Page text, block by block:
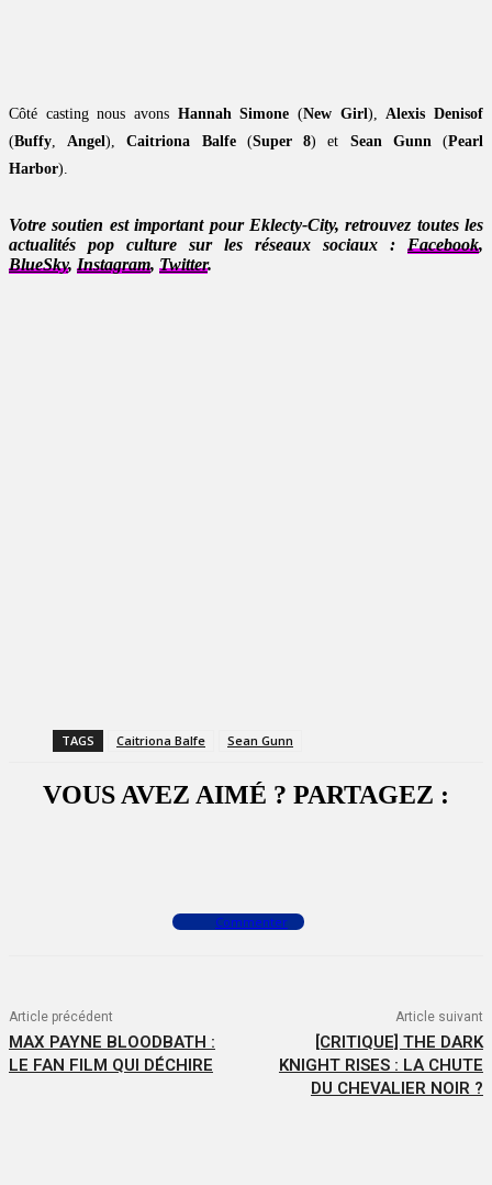
Côté casting nous avons Hannah Simone (New Girl),Alexis Denisof
(Buffy,Angel),Caitriona Balfe(Super 8) et Sean Gunn(Pearl
Harbor).
Votre soutien est important pour Eklecty-City, retrouvez toutes les
actualités pop culture sur les réseaux sociaux : Facebook,
BlueSky, Instagram, Twitter.
TAGS Caitriona Balfe Sean Gunn
VOUS AVEZ AIMÉ ? PARTAGEZ :
Commenter
Article précédent
MAX PAYNE BLOODBATH :
LE FAN FILM QUI DÉCHIRE
Article suivant
[CRITIQUE] THE DARK
KNIGHT RISES : LA CHUTE
DU CHEVALIER NOIR ?